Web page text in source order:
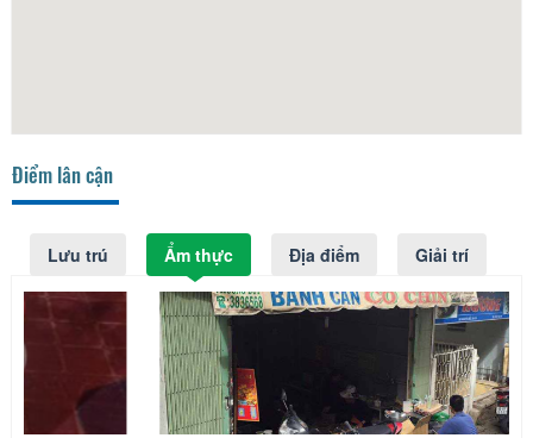
Điểm lân cận
Lưu trú Ẩm thực Địa điểm Giải trí